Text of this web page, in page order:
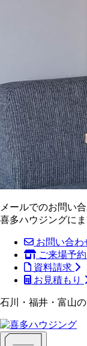
メールでのお問い
喜多ハウジングに
お問い合わ
ご来場予約
資料請求
お見積もり
石川・福井・富山